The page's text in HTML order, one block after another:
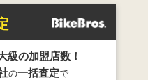
級の加盟店数！
の一括査定で